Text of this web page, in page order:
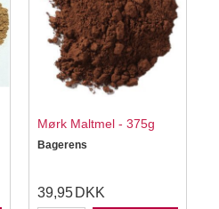
Mørk Maltmel - 375g
Bagerens
39,95 DKK